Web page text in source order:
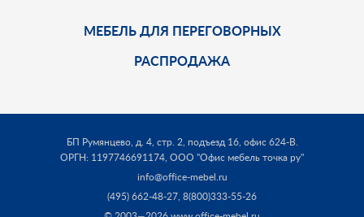
МЕБЕЛЬ ДЛЯ ПЕРЕГОВОРНЫХ
РАСПРОДАЖА
БП Румянцево, д. 4, стр. 2, подъезд 16, офис 624-В.
ОРГН: 1197746691174, ООО "Офис мебель точка ру"
info@office-mebel.ru
(495) 662-48-27, 8(800)333-55-26